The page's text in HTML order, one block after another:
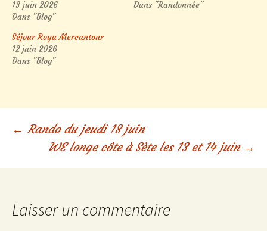
13 juin 2026
Dans "Blog"
Dans "Randonnée"
Séjour Roya Mercantour
12 juin 2026
Dans "Blog"
Navigation
des
articles
← Rando du jeudi 18 juin
WE longe côte à Sète les 13 et 14 juin →
Laisser un commentaire